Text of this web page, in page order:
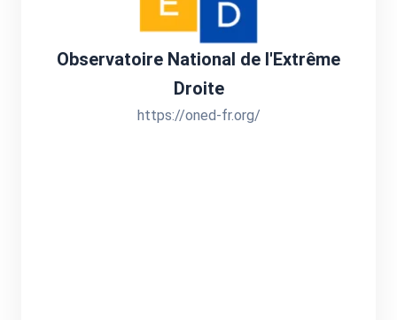
Observatoire National de l'Extrême
Droite
https://oned-fr.org/